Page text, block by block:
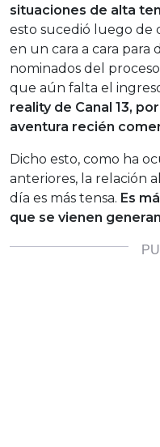
situaciones de alta
esto sucedió luego de
en un cara a cara para
nominados del
que aún falta el
reality de Canal 13,
aventura recién
Dicho esto, como ha
anteriores, la relación
día es más tensa. Es
que se vienen